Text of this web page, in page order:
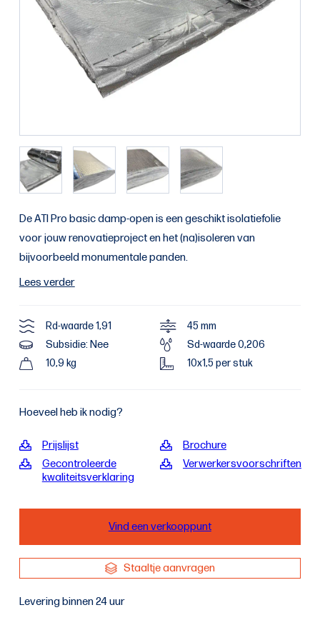
De ATI Pro basic damp-open is een geschikt isolatiefolie
voor jouw renovatieproject en het (na)isoleren van
bijvoorbeeld monumentale panden.
Lees verder
Rd-waarde 1,91
45 mm
Subsidie: Nee
Sd-waarde 0,206
10,9 kg
10x1,5 per stuk
Hoeveel heb ik nodig?
Prijslijst
Gecontroleerde
kwaliteitsverklaring
Brochure
Verwerkersvoorschriften
Vind een verkooppunt
Staaltje aanvragen
Levering binnen 24 uur